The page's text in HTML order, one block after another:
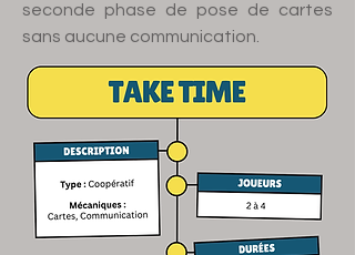
seconde phase de pose de cartes
sans aucune communication.